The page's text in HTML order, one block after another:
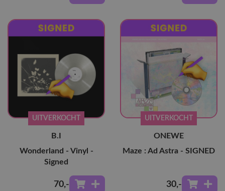
UITVERKOCHT
B.I
Wonderland - Vinyl -
Signed
70,-
UITVERKOCHT
ONEWE
Maze : Ad Astra - SIGNED
30,-